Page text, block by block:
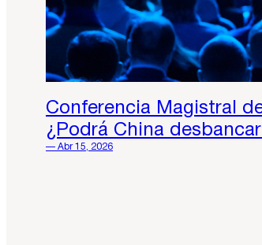
Conferencia Magistral
¿Podrá China
— Abr 15, 2026